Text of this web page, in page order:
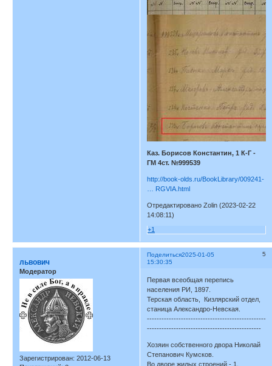
Каз. Борисов Константин, 1 К-Г -
ГМ 4ст. №999539
http://book-olds.ru/BookLibrary/009241-
… RGVIA.html
Отредактировано Zolin (2023-02-22
14:08:11)
+1
Поделиться 5
2025-01-05
15:30:35
львович
Модератор
Зарегистрирован: 2012-06-13
Первая всеобщая перепись
населения РИ, 1897.
Терская область, Кизлярский отдел,
станица Александро-Невская.
-------------------------------------------------
-----------------------------------------------
Хозяин собственного двора Николай
Степанович Кумсков.
Во дворе жилых строений - 1,